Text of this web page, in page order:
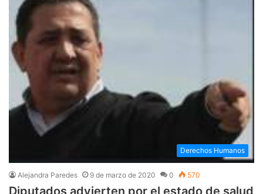
Derechos Humanos
Alejandra Paredes 9 de marzo de 2020 0 570
Diputados advierten por el estado de salud